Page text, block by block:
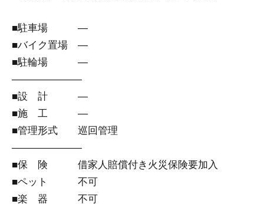
■駐車場 ―
■バイク置場 ―
■駐輪場 ―
―――――――
■設 計 ―
■施 工 ―
■管理形式 巡回管理
―――――――
■保 険 借家人賠償付き火災保険要加入
■ペット 不可
■楽 器 不可